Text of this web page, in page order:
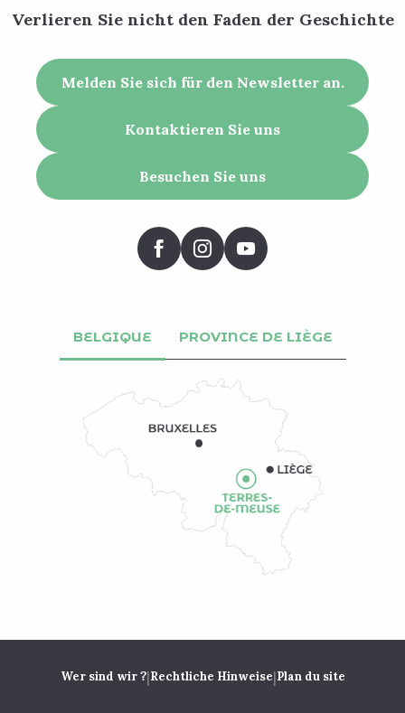
Verlieren Sie nicht den Faden der Geschichte
Melden Sie sich für den Newsletter an.
Kontaktieren Sie uns
Besuchen Sie uns
BELGIQUE PROVINCE DE LIÈGE
Wer sind wir ?|Rechtliche Hinweise|Plan du site